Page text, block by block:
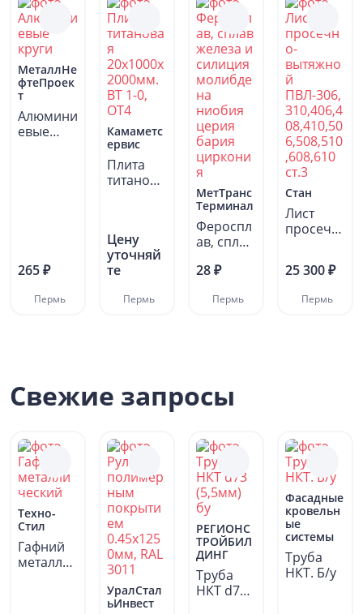
МеталлНе
фтеПроек
т
Алюмини
евые
265 ₽
Пермь
Камаметс
ервис
Плита
титанова
ВТ...
Цену
уточняй
те
Пермь
МетТранс
Терминал
Фероспл
ав, сплав
силиция
на...
28 ₽
Пермь
Стан
Лист
просечн
й
310,406,4
25 300 ₽
Пермь
Свежие запросы
Техно-
Стил
Гафний
металли
УралСтал
ьИнвест
РЕГИОНС
ТРОЙБИЛ
ДИНГ
Труба
НКТ d73
Фасадные
кровельн
ые
системы
Труба
НКТ. Б/у